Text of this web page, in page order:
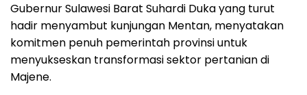
Gubernur Sulawesi Barat Suhardi Duka yang turut
hadir menyambut kunjungan Mentan, menyatakan
komitmen penuh pemerintah provinsi untuk
menyukseskan transformasi sektor pertanian di
Majene.